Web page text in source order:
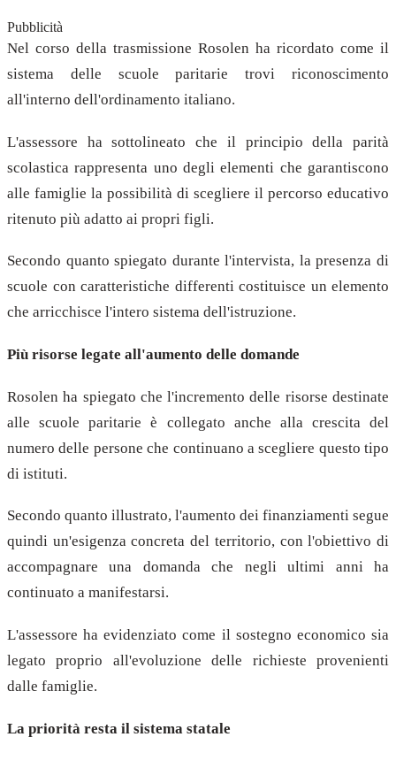
Pubblicità
Nel corso della trasmissione Rosolen ha ricordato come il
sistema delle scuole paritarie trovi riconoscimento
all'interno dell'ordinamento italiano.
L'assessore ha sottolineato che il principio della parità
scolastica rappresenta uno degli elementi che garantiscono
alle famiglie la possibilità di scegliere il percorso educativo
ritenuto più adatto ai propri figli.
Secondo quanto spiegato durante l'intervista, la presenza di
scuole con caratteristiche differenti costituisce un elemento
che arricchisce l'intero sistema dell'istruzione.
Più risorse legate all'aumento delle domande
Rosolen ha spiegato che l'incremento delle risorse destinate
alle scuole paritarie è collegato anche alla crescita del
numero delle persone che continuano a scegliere questo tipo
di istituti.
Secondo quanto illustrato, l'aumento dei finanziamenti segue
quindi un'esigenza concreta del territorio, con l'obiettivo di
accompagnare una domanda che negli ultimi anni ha
continuato a manifestarsi.
L'assessore ha evidenziato come il sostegno economico sia
legato proprio all'evoluzione delle richieste provenienti
dalle famiglie.
La priorità resta il sistema statale